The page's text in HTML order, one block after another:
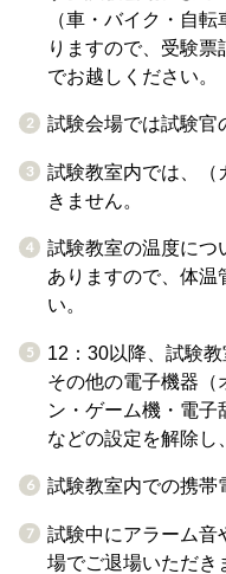
（車・バイク・自
りますので、受験票
でお越しください。
試験会場では試験官
試験教室内では、（
きません。
試験教室の温度につ
ありますので、体温
い。
12：30以降、試験
その他の電子機器（
ン・ゲーム機・電子
などの設定を解除し
試験教室内での携帯
試験中にアラーム音
場でご退場いただき